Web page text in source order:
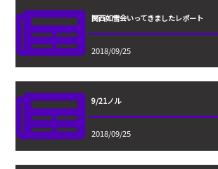
関西如雪会いってきましたレポート
2018/09/25
9/21ノル
2018/09/25